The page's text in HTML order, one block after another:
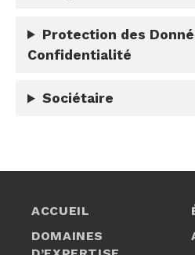
Protection des
Confidentialité
Sociétaire
ACCUEIL
DOMAINES